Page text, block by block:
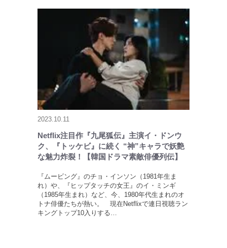
2023.10.11
Netflix注目作『九尾狐伝』主演イ・ドンウ
ク、『トッケビ』に続く “神”キャラで妖艶
な魅力炸裂！【韓国ドラマ素敵俳優列伝】
『ムービング』のチョ・インソン（1981年生ま
れ）や、『ヒップタッチの女王』のイ・ミンギ
（1985年生まれ）など、今、1980年代生まれのオ
トナ俳優たちが熱い。 現在Netflixで連日視聴ラン
キングトップ10入りする…